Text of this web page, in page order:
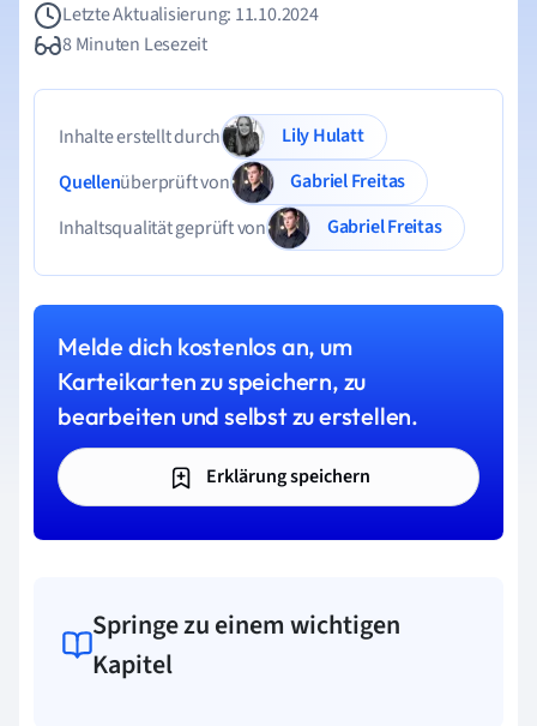
Letzte Aktualisierung: 11.10.2024
8 Minuten Lesezeit
Inhalte erstellt durch
Lily Hulatt
Quellenüberprüft von
Gabriel Freitas
Inhaltsqualität geprüft von
Gabriel Freitas
Melde dich kostenlos an, um
Karteikarten zu speichern, zu
bearbeiten und selbst zu erstellen.
Erklärung speichern
Springe zu einem wichtigen
Kapitel